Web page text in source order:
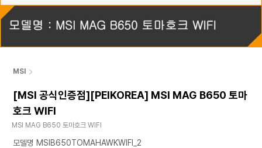
MSI
[MSI 공식인증점][PEIKOREA] MSI MAG B650 토마
호크 WIFI
MSI MAG B650 토마호크 WIFI
모델명 MSIB650TOMAHAWKWIFI_2